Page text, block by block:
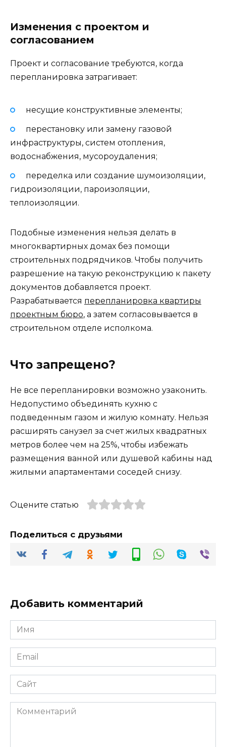
Изменения с проектом и
согласованием
Проект и согласование требуются, когда
перепланировка затрагивает:
несущие конструктивные элементы;
перестановку или замену газовой
инфраструктуры, систем отопления,
водоснабжения, мусороудаления;
переделка или создание шумоизоляции,
гидроизоляции, пароизоляции,
теплоизоляции.
Подобные изменения нельзя делать в
многоквартирных домах без помощи
строительных подрядчиков. Чтобы получить
разрешение на такую реконструкцию к пакету
документов добавляется проект.
Разрабатывается перепланировка квартиры
проектным бюро, а затем согласовывается в
строительном отделе исполкома.
Что запрещено?
Не все перепланировки возможно узаконить.
Недопустимо объединять кухню с
подведенным газом и жилую комнату. Нельзя
расширять санузел за счет жилых квадратных
метров более чем на 25%, чтобы избежать
размещения ванной или душевой кабины над
жилыми апартаментами соседей снизу.
Оцените статью
Поделиться с друзьями
Добавить комментарий
Имя
*
Email
*
Сайт
Комментарий